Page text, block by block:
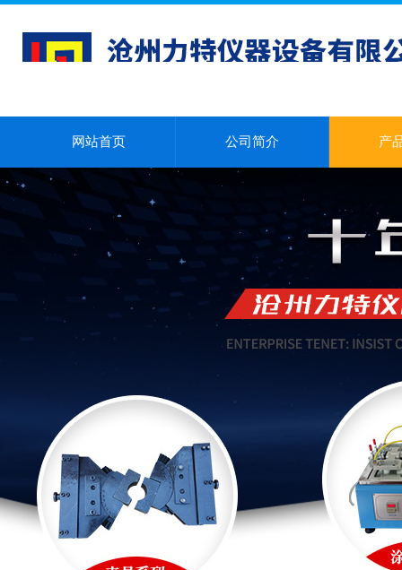
网站首页 公司简介 产